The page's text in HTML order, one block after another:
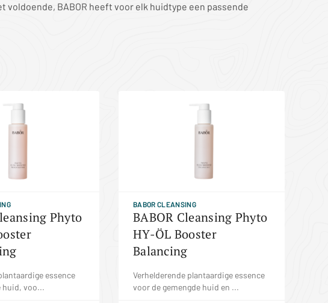
voldoende, BABOR heeft voor elk huidtype een passende
Phyto
essence
huid, voo...
BABOR CLEANSING
BABOR Cleansing Phyto
HY-ÖL Booster
Balancing
Verhelderende plantaardige essence
voor de gemengde huid en ...